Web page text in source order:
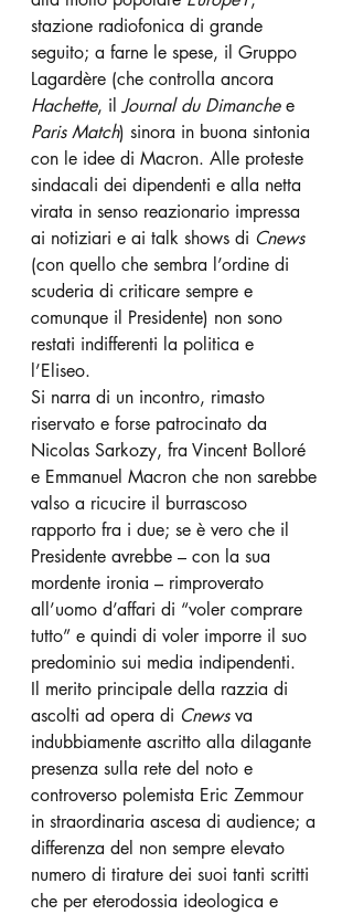
stazione radiofonica di grande
seguito; a farne le spese, il Gruppo
Lagardère (che controlla ancora
Hachette, il Journal du Dimanche e
Paris Match) sinora in buona sintonia
con le idee di Macron. Alle proteste
sindacali dei dipendenti e alla netta
virata in senso reazionario impressa
ai notiziari e ai talk shows di Cnews
(con quello che sembra l’ordine di
scuderia di criticare sempre e
comunque il Presidente) non sono
restati indifferenti la politica e
l’Eliseo.
Si narra di un incontro, rimasto
riservato e forse patrocinato da
Nicolas Sarkozy, fra Vincent Bolloré
e Emmanuel Macron che non sarebbe
valso a ricucire il burrascoso
rapporto fra i due; se è vero che il
Presidente avrebbe – con la sua
mordente ironia – rimproverato
all’uomo d’affari di “voler comprare
tutto” e quindi di voler imporre il suo
predominio sui media indipendenti.
Il merito principale della razzia di
ascolti ad opera di Cnews va
indubbiamente ascritto alla dilagante
presenza sulla rete del noto e
controverso polemista Eric Zemmour
in straordinaria ascesa di audience; a
differenza del non sempre elevato
numero di tirature dei suoi tanti scritti
che per eterodossia ideologica e